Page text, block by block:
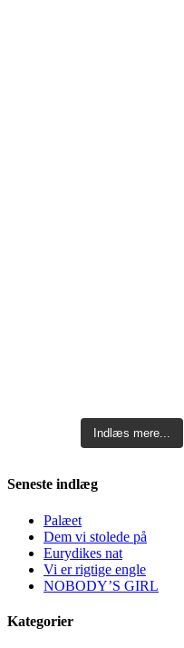
Indlæs mere...
Seneste indlæg
Palæet
Dem vi stolede på
Eurydikes nat
Vi er rigtige engle
NOBODY’S GIRL
Kategorier